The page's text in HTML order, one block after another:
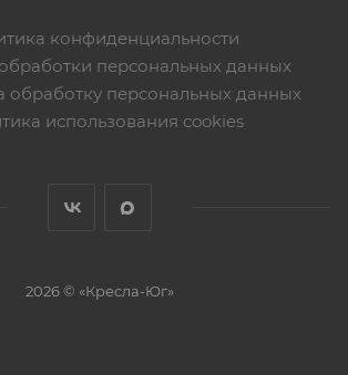
конфиденциальности
персональных данных
обработку персональных данных
использования cookies
2026 © «Кресла-Юг»